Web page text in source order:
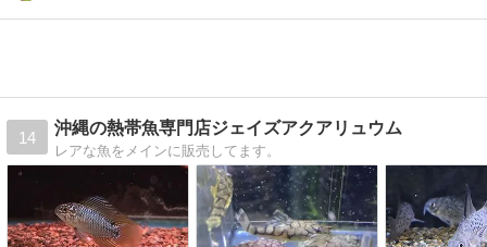
14
沖縄の熱帯魚専門店ジェイズアクアリュウム
レアな魚をメインに販売してます。